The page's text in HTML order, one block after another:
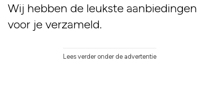
Wij hebben de leukste aanbiedingen
voor je verzameld.
Lees verder onder de advertentie